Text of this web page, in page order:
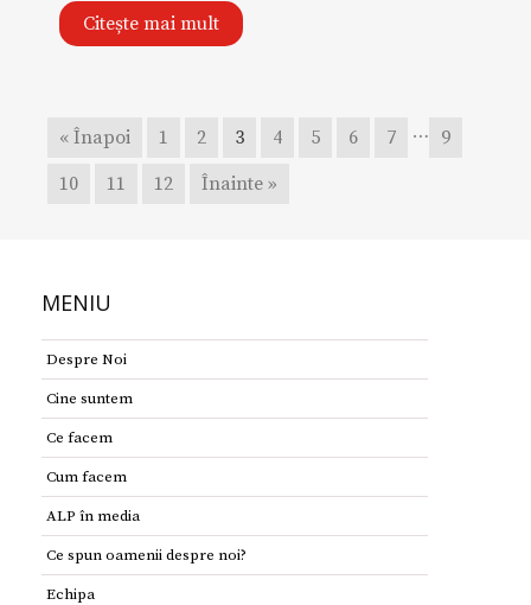
Citește mai mult
« Înapoi 1 2 3 4 5 6 7 … 9
10
11 12 Înainte »
MENIU
Despre Noi
Cine suntem
Ce facem
Cum facem
ALP în media
Ce spun oamenii despre noi?
Echipa